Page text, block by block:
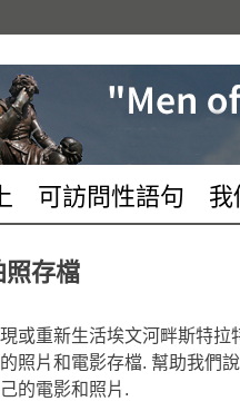
可訪問性語句 我
照存檔
或重新生活埃文河畔斯特拉
照片和電影存檔. 幫助我們
的電影和照片.